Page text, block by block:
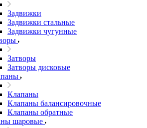
Задвижки
Задвижки стальные
Задвижки чугунные
Затворы
Затворы дисковые
Клапаны
Клапаны балансировочные
Клапаны обратные
шаровые